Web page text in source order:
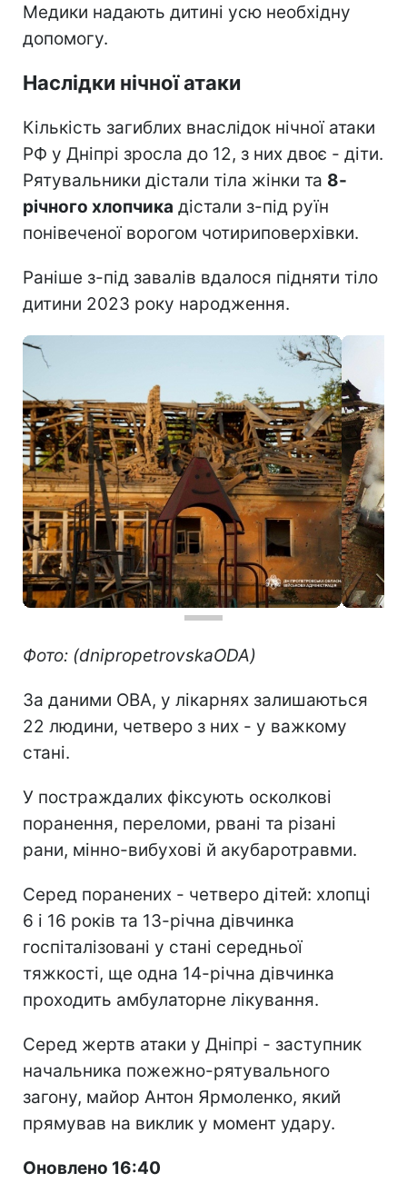
Медики надають дитині усю необхідну
допомогу.
Наслідки нічної атаки
Кількість загиблих внаслідок нічної атаки
РФ у Дніпрі зросла до 12, з них двоє - діти.
Рятувальники дістали тіла жінки та 8-
річного хлопчика дістали з-під руїн
понівеченої ворогом чотириповерхівки.
Раніше з-під завалів вдалося підняти тіло
дитини 2023 року народження.
Фото: (dnipropetrovskaODA)
За даними ОВА, у лікарнях залишаються
22 людини, четверо з них - у важкому
стані.
У постраждалих фіксують осколкові
поранення, переломи, рвані та різані
рани, мінно-вибухові й акубаротравми.
Серед поранених - четверо дітей: хлопці
6 і 16 років та 13-річна дівчинка
госпіталізовані у стані середньої
тяжкості, ще одна 14-річна дівчинка
проходить амбулаторне лікування.
Серед жертв атаки у Дніпрі - заступник
начальника пожежно-рятувального
загону, майор Антон Ярмоленко, який
прямував на виклик у момент удару.
Оновлено 16:40